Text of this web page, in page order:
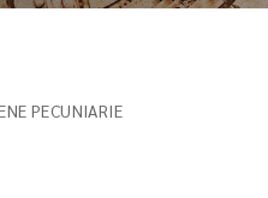
PECUNIARIE